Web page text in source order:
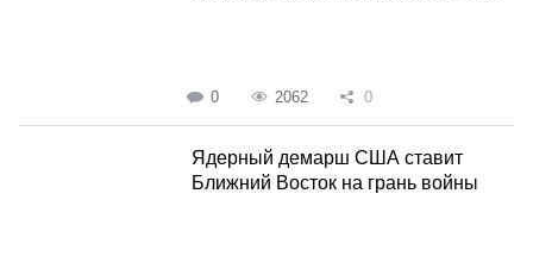
0 2062 0
Ядерный демарш США ставит
Ближний Восток на грань войны